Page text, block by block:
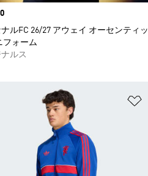
ルFC 26/27 アウェイ オーセンティッ
フォーム
ルス